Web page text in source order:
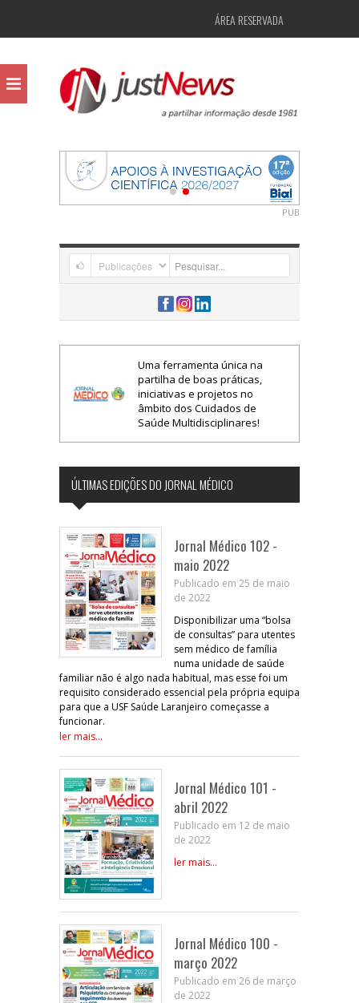
ÁREA RESERVADA
PUB
Uma ferramenta única na
partilha de boas práticas,
iniciativas e projetos no
âmbito dos Cuidados de
Saúde Multidisciplinares!
ÚLTIMAS EDIÇÕES DO JORNAL MÉDICO
Jornal Médico 102 -
maio 2022
Publicado em 25 de maio
de 2022
Disponibilizar uma “bolsa
de consultas” para utentes
sem médico de família
numa unidade de saúde
familiar não é algo nada habitual, mas esse foi um
requisito considerado essencial pela própria equipa
para que a USF Saúde Laranjeiro começasse a
funcionar.
ler mais...
Jornal Médico 101 -
abril 2022
Publicado em 12 de maio
de 2022
ler mais...
Jornal Médico 100 -
março 2022
Publicado em 26 de março
de 2022